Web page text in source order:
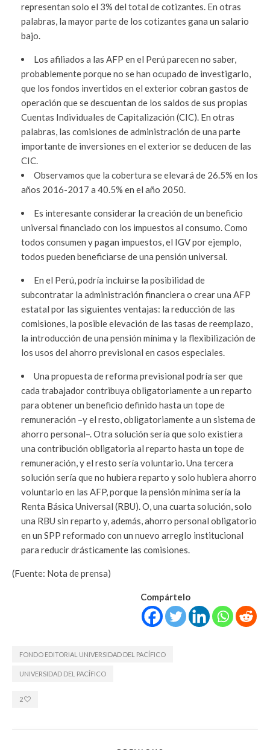
representan solo el 3% del total de cotizantes. En otras
palabras, la mayor parte de los cotizantes gana un salario
bajo.
Los afiliados a las AFP en el Perú parecen no saber,
probablemente porque no se han ocupado de investigarlo,
que los fondos invertidos en el exterior cobran gastos de
operación que se descuentan de los saldos de sus propias
Cuentas Individuales de Capitalización (CIC). En otras
palabras, las comisiones de administración de una parte
importante de inversiones en el exterior se deducen de las
CIC.
Observamos que la cobertura se elevará de 26.5% en los
años 2016-2017 a 40.5% en el año 2050.
Es interesante considerar la creación de un beneficio
universal financiado con los impuestos al consumo. Como
todos consumen y pagan impuestos, el IGV por ejemplo,
todos pueden beneficiarse de una pensión universal.
En el Perú, podría incluirse la posibilidad de
subcontratar la administración financiera o crear una AFP
estatal por las siguientes ventajas: la reducción de las
comisiones, la posible elevación de las tasas de reemplazo,
la introducción de una pensión mínima y la flexibilización de
los usos del ahorro previsional en casos especiales.
Una propuesta de reforma previsional podría ser que
cada trabajador contribuya obligatoriamente a un reparto
para obtener un beneficio definido hasta un tope de
remuneración –y el resto, obligatoriamente a un sistema de
ahorro personal–. Otra solución sería que solo existiera
una contribución obligatoria al reparto hasta un tope de
remuneración, y el resto sería voluntario. Una tercera
solución sería que no hubiera reparto y solo hubiera ahorro
voluntario en las AFP, porque la pensión mínima sería la
Renta Básica Universal (RBU). O, una cuarta solución, solo
una RBU sin reparto y, además, ahorro personal obligatorio
en un SPP reformado con un nuevo arreglo institucional
para reducir drásticamente las comisiones.
(Fuente: Nota de prensa)
Compártelo
FONDO EDITORIAL UNIVERSIDAD DEL PACÍFICO
UNIVERSIDAD DEL PACÍFICO
2